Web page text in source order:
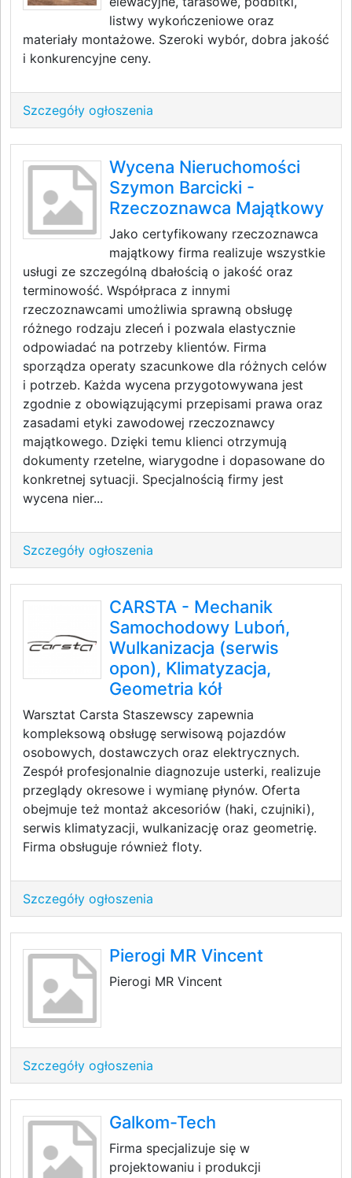
listwy wykończeniowe oraz
materiały montażowe. Szeroki wybór, dobra jakość
i konkurencyjne ceny.
Szczegóły ogłoszenia
Wycena Nieruchomości
Szymon Barcicki -
Rzeczoznawca Majątkowy
Jako certyfikowany rzeczoznawca
majątkowy firma realizuje wszystkie
usługi ze szczególną dbałością o jakość oraz
terminowość. Współpraca z innymi
rzeczoznawcami umożliwia sprawną obsługę
różnego rodzaju zleceń i pozwala elastycznie
odpowiadać na potrzeby klientów. Firma
sporządza operaty szacunkowe dla różnych celów
i potrzeb. Każda wycena przygotowywana jest
zgodnie z obowiązującymi przepisami prawa oraz
zasadami etyki zawodowej rzeczoznawcy
majątkowego. Dzięki temu klienci otrzymują
dokumenty rzetelne, wiarygodne i dopasowane do
konkretnej sytuacji. Specjalnością firmy jest
wycena nier...
Szczegóły ogłoszenia
CARSTA - Mechanik
Samochodowy Luboń,
Wulkanizacja (serwis
opon), Klimatyzacja,
Geometria kół
Warsztat Carsta Staszewscy zapewnia
kompleksową obsługę serwisową pojazdów
osobowych, dostawczych oraz elektrycznych.
Zespół profesjonalnie diagnozuje usterki, realizuje
przeglądy okresowe i wymianę płynów. Oferta
obejmuje też montaż akcesoriów (haki, czujniki),
serwis klimatyzacji, wulkanizację oraz geometrię.
Firma obsługuje również floty.
Szczegóły ogłoszenia
Pierogi MR Vincent
Pierogi MR Vincent
Szczegóły ogłoszenia
Galkom-Tech
Firma specjalizuje się w
projektowaniu i produkcji